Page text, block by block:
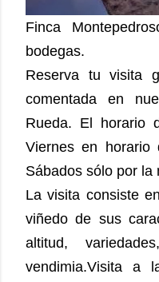
Finca
bodegas.
Reserva tu visita
comentada en
Rueda. El horario
Viernes en
Sábados sólo por la
La visita consiste
viñedo de sus
altitud,
vendimia.Visita a